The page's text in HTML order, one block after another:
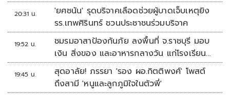
20:31 น.
'ยศชนัน' รุดบริจาคเลือดช่วยผู้บาดเจ็บเหตุยิง
รร.เทพศิรินทร์ ชวนประชาชนร่วมบริจาค
19:52 น.
ชมรมอาสาป้องกันภัย ลงพื้นที่ จ.ราชบุรี มอบ
เงิน สิ่งของ และอาหารกลางวัน แก่โรงเรียน
บ้านหนองน้ำใส
19:45 น.
สุดอาลัย! ภรรยา 'รอง ผอ.กิตติพงศ์' โพสต์
ถึงสามี 'หนูและลูกภูมิใจในตัวพี่'